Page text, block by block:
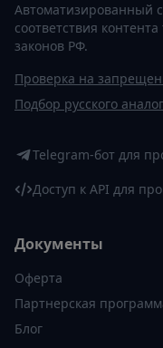
Автоматизированный
соответствия
законов РФ.
Проверка на
Подбор русского
Telegram-бот для
Доступ к API для
Документы
Оферта
Партнерская
Блог